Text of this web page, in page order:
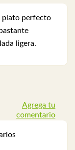
plato perfecto
ligera.
Agrega tu
comentario